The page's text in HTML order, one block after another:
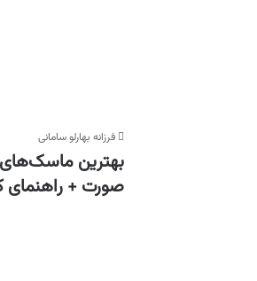
فرزانه بهارلو سامانی
بهترین
صورت + راهنمای